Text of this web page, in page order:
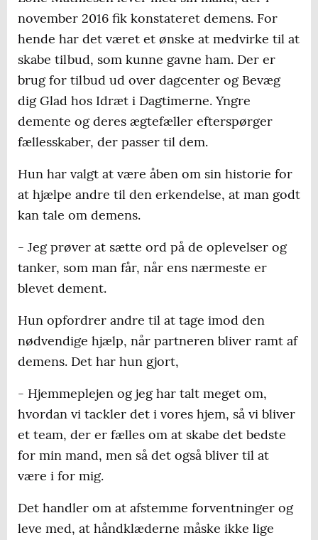
november 2016 fik konstateret demens. For
hende har det været et ønske at medvirke til at
skabe tilbud, som kunne gavne ham. Der er
brug for tilbud ud over dagcenter og Bevæg
dig Glad hos Idræt i Dagtimerne. Yngre
demente og deres ægtefæller efterspørger
fællesskaber, der passer til dem.
Hun har valgt at være åben om sin historie for
at hjælpe andre til den erkendelse, at man godt
kan tale om demens.
- Jeg prøver at sætte ord på de oplevelser og
tanker, som man får, når ens nærmeste er
blevet dement.
Hun opfordrer andre til at tage imod den
nødvendige hjælp, når partneren bliver ramt af
demens. Det har hun gjort,
- Hjemmeplejen og jeg har talt meget om,
hvordan vi tackler det i vores hjem, så vi bliver
et team, der er fælles om at skabe det bedste
for min mand, men så det også bliver til at
være i for mig.
Det handler om at afstemme forventninger og
leve med, at håndklæderne måske ikke lige